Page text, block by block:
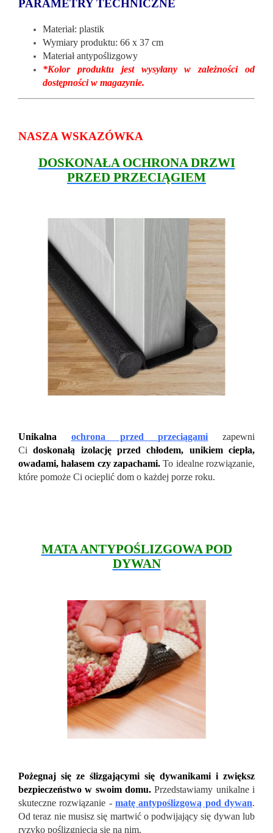
PARAMETRY TECHNICZNE
Materiał: plastik
Wymiary produktu: 66 x 37 cm
Materiał antypoślizgowy
*Kolor produktu jest wysyłany w zależności od
dostępności w magazynie.
NASZA WSKAZÓWKA
DOSKONAŁA OCHRONA DRZWI
PRZED PRZECIĄGIEM
Unikalna ochrona przed przeciągami
zapewni
Ci
doskonałą izolację przed chłodem, unikiem ciepła,
owadami, hałasem czy zapachami. To idealne rozwiązanie,
które pomoże Ci ocieplić dom o każdej porze roku.
MATA ANTYPOŚLIZGOWA POD
DYWAN
Pożegnaj się ze ślizgającymi się dywanikami i zwiększ
bezpieczeństwo w swoim domu. Przedstawiamy unikalne i
skuteczne rozwiązanie - matę antypoślizgową pod dywan.
Od teraz nie musisz się martwić o podwijający się dywan lub
ryzyko poślizgnięcia się na nim.